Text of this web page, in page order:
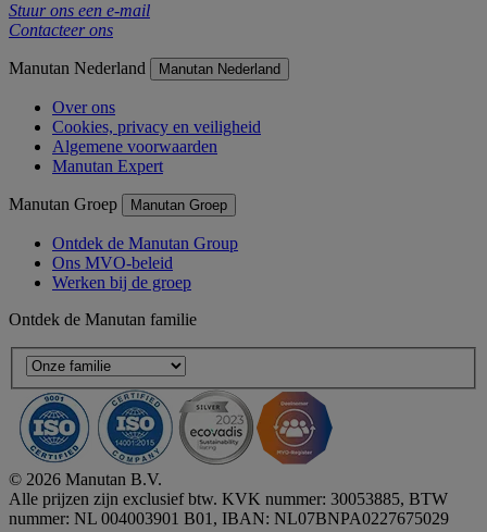
Stuur ons een e-mail
Contacteer ons
Manutan Nederland Manutan Nederland
Over ons
Cookies, privacy en veiligheid
Algemene voorwaarden
Manutan Expert
Manutan Groep Manutan Groep
Ontdek de Manutan Group
Ons MVO-beleid
Werken bij de groep
Ontdek de Manutan familie
© 2026 Manutan B.V.
Alle prijzen zijn exclusief btw. KVK nummer: 30053885, BTW
nummer: NL 004003901 B01, IBAN: NL07BNPA0227675029